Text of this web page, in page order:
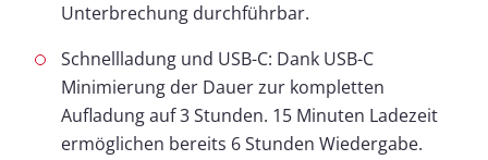
Unterbrechung durchführbar.
Schnellladung und USB-C: Dank USB-C
Minimierung der Dauer zur kompletten
Aufladung auf 3 Stunden. 15 Minuten Ladezeit
ermöglichen bereits 6 Stunden Wiedergabe.